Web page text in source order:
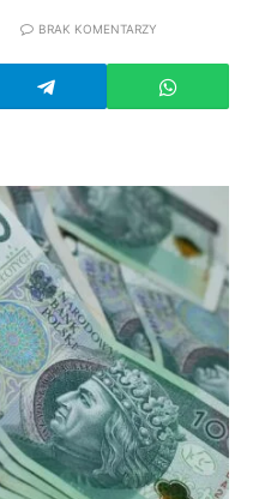
BRAK KOMENTARZY